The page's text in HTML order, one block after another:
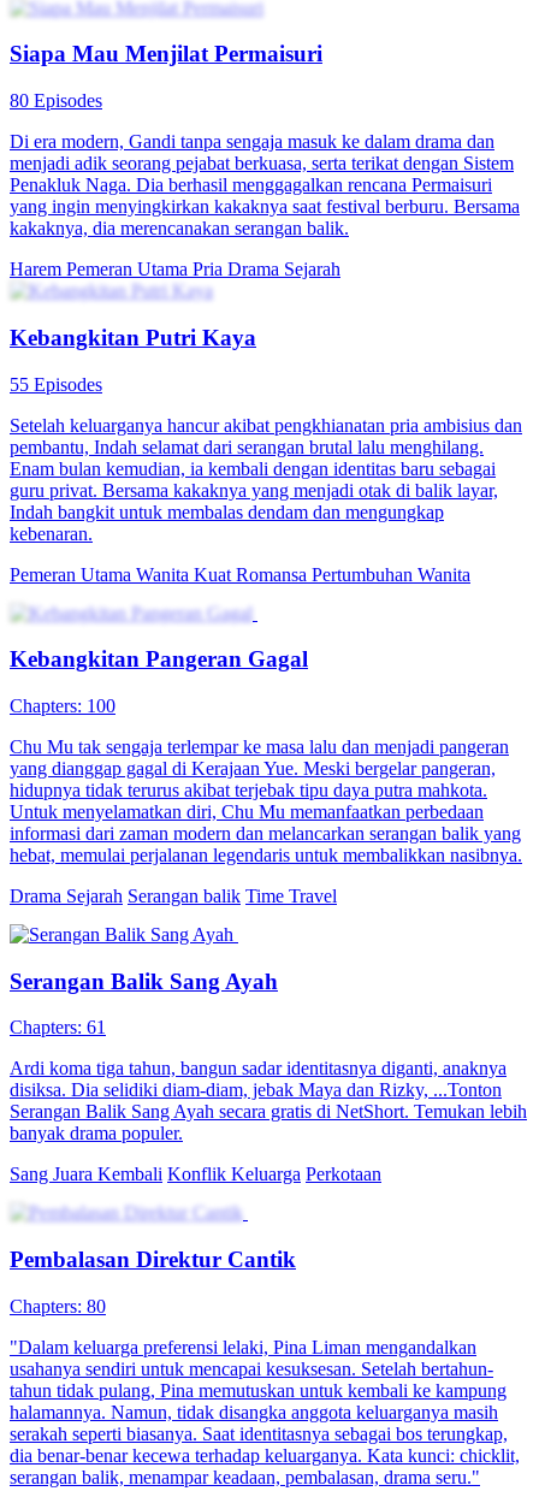
Siapa Mau Menjilat Permaisuri
80 Episodes
Di era modern, Gandi tanpa sengaja masuk ke dalam drama dan
menjadi adik seorang pejabat berkuasa, serta terikat dengan Sistem
Penakluk Naga. Dia berhasil menggagalkan rencana Permaisuri
yang ingin menyingkirkan kakaknya saat festival berburu. Bersama
kakaknya, dia merencanakan serangan balik.
Harem Pemeran Utama Pria Drama Sejarah
Kebangkitan Putri Kaya
55 Episodes
Setelah keluarganya hancur akibat pengkhianatan pria ambisius dan
pembantu, Indah selamat dari serangan brutal lalu menghilang.
Enam bulan kemudian, ia kembali dengan identitas baru sebagai
guru privat. Bersama kakaknya yang menjadi otak di balik layar,
Indah bangkit untuk membalas dendam dan mengungkap